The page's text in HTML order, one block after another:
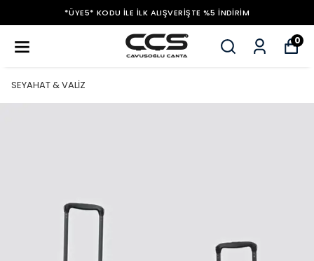
*ÜYE5* KODU ILE İLK ALIŞVERIŞTE %5 İNDIRIM
0
SEYAHAT & VALİZ